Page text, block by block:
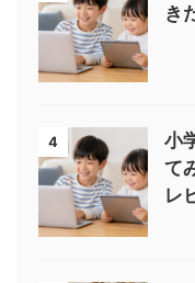
き
4
小
て
レ